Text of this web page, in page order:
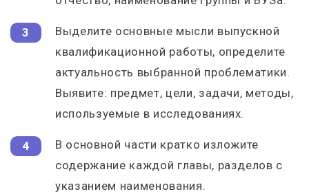
Выделите основные мысли выпускной
квалификационной работы, определите
актуальность выбранной проблематики.
Выявите: предмет, цели, задачи, методы,
используемые в исследованиях.
В основной части кратко изложите
содержание каждой главы, разделов с
указанием наименования.